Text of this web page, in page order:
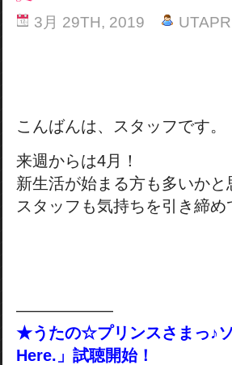
3月 29TH, 2019
こんばんは、スタッフです。
来週からは4月！
新生活が始まる方も多いかと
スタッフも気持ちを引き締
――――――
★うたの☆プリンスさまっ♪
Here.」試聴開始！